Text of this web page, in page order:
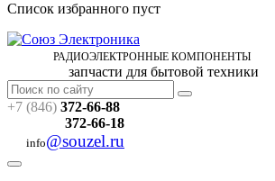
Список избранного пуст
РАДИОЭЛЕКТРОННЫЕ КОМПОНЕНТЫ
запчасти для бытовой техники
+7 (846) 372-66-88
372-66-18
info@souzel.ru